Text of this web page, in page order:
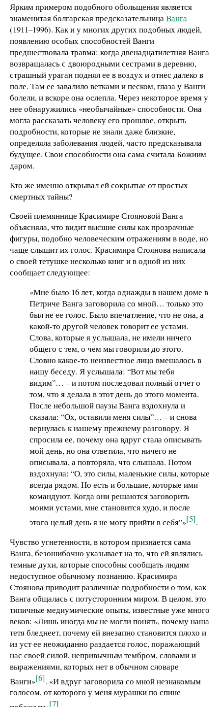
Ярким примером подобного обольщения является
знаменитая болгарская предсказательницаВанга
(1911–1996). Как и у многих других подобных людей,
появлению особых способностей Ванги
предшествовала травма: когда двенадцатилетняя Ванга
возвращалась с двоюродными сестрами в деревню,
страшный ураган поднял ее в воздух и отнес далеко в
поле. Там ее завалило ветками и песком, глаза у Ванги
болели, и вскоре она ослепла. Через некоторое время у
нее обнаружились «необычайные» способности. Она
могла рассказать человеку его прошлое, открыть
подробности, которые не знали даже близкие,
определяла заболевания людей, часто предсказывала
будущее. Свои способности она сама считала Божиим
даром.
Кто же именно открывал ей сокрытые от простых
смертных тайны?
Своей племяннице Красимире Стояновой Ванга
объясняла, что видит высшие силы как прозрачные
фигуры, подобно человеческим отражениям в воде, но
чаще слышит их голос. Красимира Стоянова написала
о своей тетушке несколько книг и в одной из них
сообщает следующее:
«Мне было 16 лет, когда однажды в нашем доме в
Петриче Ванга заговорила со мной… только это
был не ее голос. Было впечатление, что не она, а
какой-то другой человек говорит ее устами.
Слова, которые я услышала, не имели ничего
общего с тем, о чем мы говорили до этого.
Словно какое-то неизвестное лицо вмешалось в
нашу беседу. Я услышала: “Вот мы тебя
видим”… – и потом последовал полный отчет о
том, что я делала в этот день до этого момента.
После небольшой паузы Ванга вздохнула и
сказала: “Ох, оставили меня силы”… – и снова
вернулась к нашему прежнему разговору. Я
спросила ее, почему она вдруг стала описывать
мой день, но она ответила, что ничего не
описывала, а повторяла, что слышала. Потом
вздохнула: “О, это силы, маленькие силы, которые
всегда рядом. Но есть и большие, которые ими
командуют. Когда они решаются заговорить
моими устами, мне становится худо, и после
этого целый день я не могу прийти в себя”»[5].
Чувство угнетенности, в котором признается сама
Ванга, безошибочно указывает на то, что ей являлись
темные духи, которые способны сообщать людям
недоступное обычному познанию. Красимира
Стоянова приводит различные подробности о том, как
Ванга общалась с потусторонним миром. В целом, это
типичные медиумические опыты, известные уже много
веков: «Лишь иногда мы не могли понять, почему наша
тетя бледнеет, почему ей внезапно становится плохо и
из уст ее неожиданно раздается голос, поражающий
нас своей силой, непривычным тембром, словами и
выражениями, которых нет в обычном словаре
Ванги»[6]. «И вдруг заговорила со мной незнакомым
голосом, от которого у меня мурашки по спине
[7]